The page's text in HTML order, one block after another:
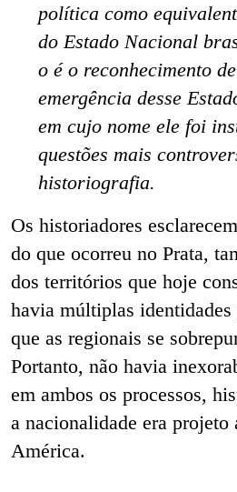
política como
do Estado Nacional
o é o reconhecimento
emergência desse
em cujo nome ele foi
questões mais
historiografia.
Os historiadores
do que ocorreu no Prata,
dos territórios que hoje
havia múltiplas
que as regionais se
Portanto, não havia
em ambos os processos,
a nacionalidade era projeto
América.